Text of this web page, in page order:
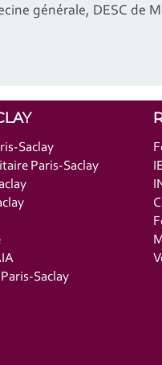
générale, DESC de
Saclay
Paris-Saclay
Saclay